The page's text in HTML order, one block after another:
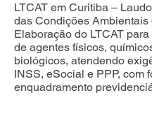
LTCAT em Curitiba –
das Condições Ambientais
Elaboração do LTCAT
de agentes físicos,
biológicos, atendendo
INSS, eSocial e PPP, com
enquadramento